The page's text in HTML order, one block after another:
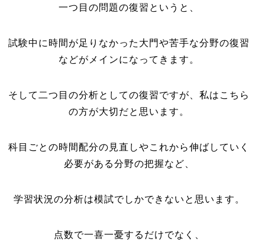
一つ目の問題の復習というと、
試験中に時間が足りなかった大門や苦手な分野の復習
などがメインになってきます。
そして二つ目の分析としての復習ですが、私はこちら
の方が大切だと思います。
科目ごとの時間配分の見直しやこれから伸ばしていく
必要がある分野の把握など、
学習状況の分析は模試でしかできないと思います。
点数で一喜一憂するだけでなく、